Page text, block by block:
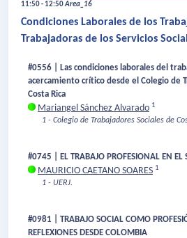
11:50 - 12:50Area_16
Condiciones Laborales de los
Trabajadoras de los Servicios
#0556 | Las condiciones laborales del
acercamiento crítico desde el Colegio de
Costa Rica
Mariangel Sánchez Alvarado 1
1 - Colegio de Trabajadores Sociales de
#0745 | EL TRABAJO PROFESIONAL EN EL
MAURICIO CAETANO SOARES 1
1 - UERJ.
#0981 | TRABAJO SOCIAL COMO
REFLEXIONES DESDE COLOMBIA